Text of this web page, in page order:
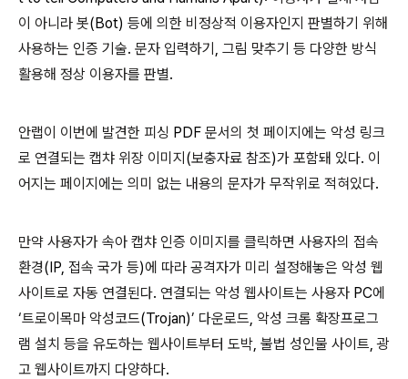
이 아니라 봇(Bot) 등에 의한 비정상적 이용자인지 판별하기 위해
사용하는 인증 기술. 문자 입력하기 , 그림 맞추기 등 다양한 방식
활용해 정상 이용자를 판별.
안랩이 이번에 발견한 피싱 PDF 문서의 첫 페이지에는 악성 링크
로 연결되는 캡챠 위장 이미지 (보충자료 참조)가 포함돼 있다. 이
어지는 페이지에는 의미 없는 내용의 문자가 무작위로 적혀있다.
만약 사용자가 속아 캡챠 인증 이미지를 클릭하면 사용자의 접속
환경(IP, 접속 국가 등)에 따라 공격자가 미리 설정해놓은 악성 웹
사이트로 자동 연결된다. 연결되는 악성 웹사이트는 사용자 PC에
‘트로이목마 악성코드(Trojan)’ 다운로드, 악성 크롬 확장프로그
램 설치 등을 유도하는 웹사이트부터 도박, 불법 성인물 사이트,광
고 웹사이트까지 다양하다.